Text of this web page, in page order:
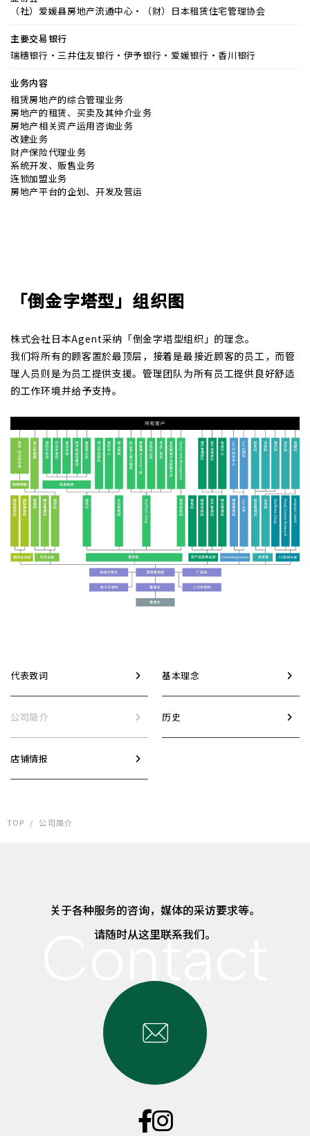
（社）爱媛县房地产流通中心・（财）日本租赁住宅管理协会
主要交易银行
瑞穗银行・三井住友银行・伊予银行・爱媛银行・香川银行
业务内容
租赁房地产的综合管理业务
房地产的租赁、买卖及其仲介业务
房地产相关资产运用咨询业务
改建业务
财产保险代理业务
系统开发、贩售业务
连锁加盟业务
房地产平台的企划、开发及营运
「倒金字塔型」组织图
株式会社日本Agent采纳「倒金字塔型组织」的理念。
我们将所有的顾客置於最顶层，接着是最接近顾客的员工，而管
理人员则是为员工提供支援。管理团队为所有员工提供良好舒适
的工作环境并给予支持。
代表致词 基本理念
公司简介 历史
店铺情报
TOP / 公司简介
关于各种服务的咨询，媒体的采访要求等。
请随时从这里联系我们。